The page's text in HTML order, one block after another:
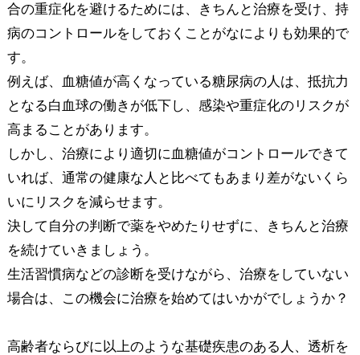
合の重症化を避けるためには、きちんと治療を受け、持
病のコントロールをしておくことがなによりも効果的で
す。
例えば、血糖値が高くなっている糖尿病の人は、抵抗力
となる白血球の働きが低下し、感染や重症化のリスクが
高まることがあります。
しかし、治療により適切に血糖値がコントロールできて
いれば、通常の健康な人と比べてもあまり差がないくら
いにリスクを減らせます。
決して自分の判断で薬をやめたりせずに、きちんと治療
を続けていきましょう。
生活習慣病などの診断を受けながら、治療をしていない
場合は、この機会に治療を始めてはいかがでしょうか？
高齢者ならびに以上のような基礎疾患のある人、透析を